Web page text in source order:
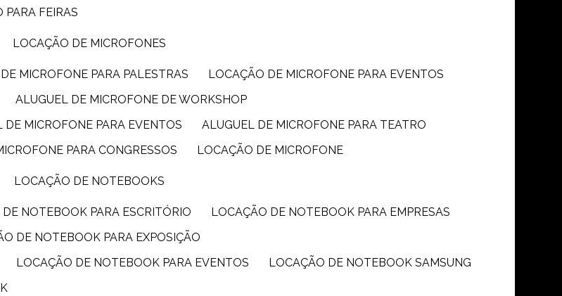
PARA FEIRAS
LOCAÇÃO DE MICROFONES
DE MICROFONE PARA PALESTRAS
LOCAÇÃO DE MICROFONE PARA EVENTOS
ALUGUEL DE MICROFONE DE WORKSHOP
DE MICROFONE PARA EVENTOS
ALUGUEL DE MICROFONE PARA TEATRO
PARA CONGRESSOS LOCAÇÃO DE MICROFONE
LOCAÇÃO DE NOTEBOOKS
DE NOTEBOOK PARA ESCRITÓRIO
LOCAÇÃO DE NOTEBOOK PARA EMPRESAS
DE NOTEBOOK PARA EXPOSIÇÃO
LOCAÇÃO DE NOTEBOOK PARA EVENTOS
LOCAÇÃO DE NOTEBOOK SAMSUNG